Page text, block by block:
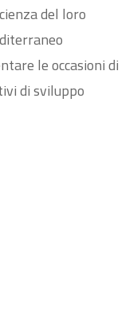
del loro
le occasioni di
di sviluppo